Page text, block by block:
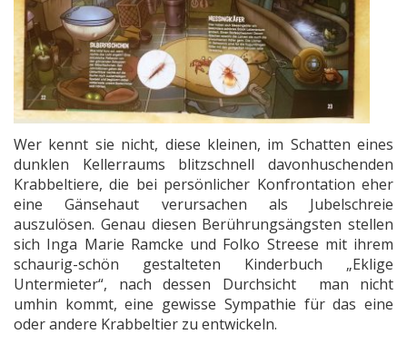
Wer kennt sie nicht, diese kleinen, im Schatten eines
dunklen Kellerraums blitzschnell davonhuschenden
Krabbeltiere, die bei persönlicher Konfrontation eher
eine Gänsehaut verursachen als Jubelschreie
auszulösen. Genau diesen Berührungsängsten stellen
sich Inga Marie Ramcke und Folko Streese mit ihrem
schaurig-schön gestalteten Kinderbuch „Eklige
Untermieter“, nach dessen Durchsicht man nicht
umhin kommt, eine gewisse Sympathie für das eine
oder andere Krabbeltier zu entwickeln.